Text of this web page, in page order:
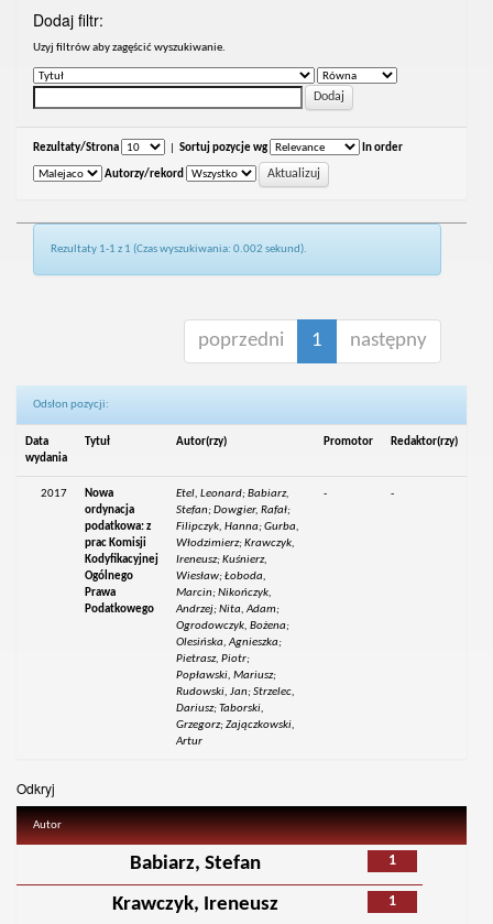
Dodaj filtr:
Uzyj filtrów aby zagęścić wyszukiwanie.
Rezultaty/Strona Sortuj pozycje wg In order
Autorzy/rekord
Rezultaty 1-1 z 1 (Czas wyszukiwania: 0.002 sekund).
poprzedni 1 następny
Odsłon pozycji:
Data
wydania
Tytuł Autor(rzy) Promotor Redaktor(rzy)
2017
Nowa
ordynacja
podatkowa: z
prac Komisji
Kodyfikacyjnej
Ogólnego
Prawa
Podatkowego
Etel, Leonard; Babiarz,
Stefan; Dowgier, Rafał;
Filipczyk, Hanna; Gurba,
Włodzimierz; Krawczyk,
Ireneusz; Kuśnierz,
Wiesław; Łoboda,
Marcin; Nikończyk,
Andrzej; Nita, Adam;
Ogrodowczyk, Bożena;
Olesińska, Agnieszka;
Pietrasz, Piotr;
Popławski, Mariusz;
Rudowski, Jan; Strzelec,
Dariusz; Taborski,
Grzegorz; Zajączkowski,
Artur
- -
Odkryj
Autor
1
Babiarz, Stefan
1
Krawczyk, Ireneusz